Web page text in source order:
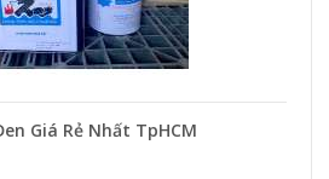
Giá Rẻ Nhất TpHCM